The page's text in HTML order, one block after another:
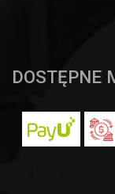
DOSTĘPNE